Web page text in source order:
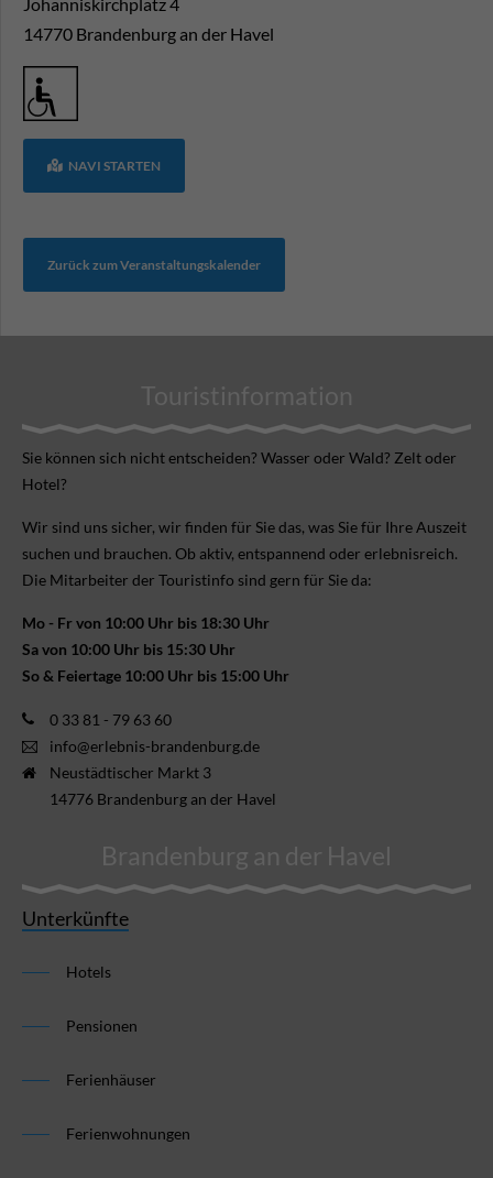
Johanniskirchplatz 4
14770 Brandenburg an der Havel
NAVI STARTEN
Zurück zum Veranstaltungskalender
Touristinformation
Sie können sich nicht ent­scheiden? Wasser oder Wald? Zelt oder
Hotel?
Wir sind uns sicher, wir finden für Sie das, was Sie für Ihre Aus­zeit
suchen und brauchen. Ob aktiv, ent­spannend oder erlebnis­reich.
Die Mitarbeiter der Touristinfo sind gern für Sie da:
Mo - Fr von 10:00 Uhr bis 18:30 Uhr
Sa von 10:00 Uhr bis 15:30 Uhr
So & Feiertage 10:00 Uhr bis 15:00 Uhr
0 33 81 - 79 63 60
info@erlebnis-brandenburg.de
Neustädtischer Markt 3
14776 Brandenburg an der Havel
Brandenburg an der Havel
Unterkünfte
Hotels
Pensionen
Ferienhäuser
Ferienwohnungen